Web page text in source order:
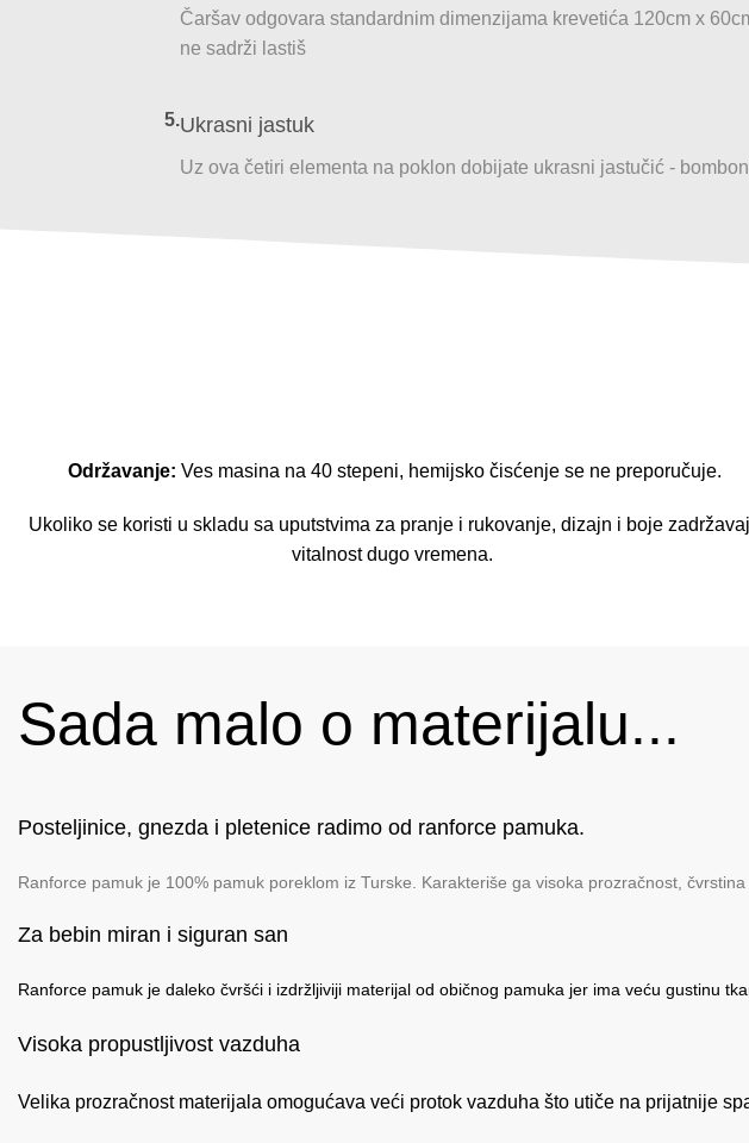
Čaršav odgovara standardnim dimenzijama krevetića 120cm x
ne sadrži lastiš
5.Ukrasni jastuk
Uz ova četiri elementa na poklon dobijate ukrasni jastučić -
Održavanje: Ves masina na 40 stepeni, hemijsko čisćenje se ne preporučuje.
Ukoliko se koristi u skladu sa uputstvima za pranje i rukovanje, dizajn i boje
vitalnost dugo vremena.
Sada malo o materijalu...
Posteljinice, gnezda i pletenice radimo od ranforce pamuka.
Ranforce pamuk je 100% pamuk poreklom iz Turske. Karakteriše ga visoka prozračnost, čvrstina
Za bebin miran i siguran san
Ranforce pamuk je daleko čvršći i izdržljiviji materijal od običnog pamuka jer ima veću gustinu
Visoka propustljivost vazduha
Velika prozračnost materijala omogućava veći protok vazduha što utiče na prijatnije